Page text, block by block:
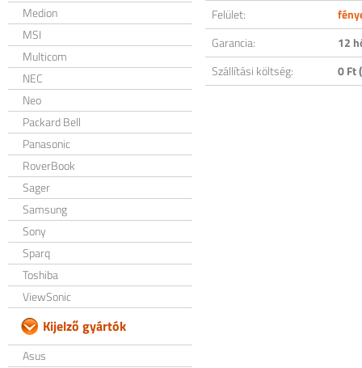
Medion
MSI
Multicom
NEC
Neo
Packard Bell
Panasonic
RoverBook
Sager
Samsung
Sony
Sparq
Toshiba
ViewSonic
Kijelző gyártók
Asus
Felület:
Garancia:
12
Szállítási költség:
0 Ft